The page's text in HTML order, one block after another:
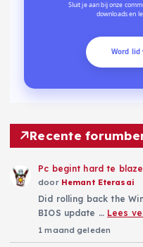
Sluit je aan bij onze
downloads en
Word lid
Recente
Pc begint hard te
door Hemant Eterasai
Did rolling back the
BIOS update … Lees
1 maand geleden